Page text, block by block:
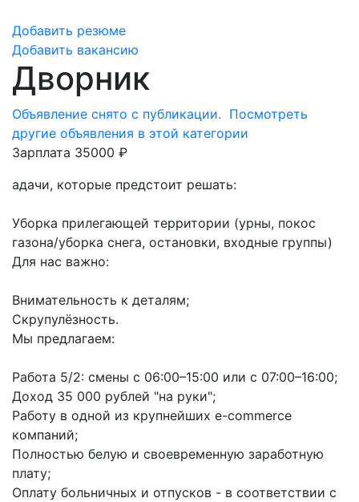
Добавить резюме
Добавить вакансию
Дворник
Объявление снято с публикации. Посмотреть
другие объявления в этой категории
Зарплата 35000 ₽
адачи, которые предстоит решать:
Уборка прилегающей территории (урны, покос
газона/уборка снега, остановки, входные группы)
Для нас важно:
Внимательность к деталям;
Скрупулёзность.
Мы предлагаем:
Работа 5/2: смены с 06:00–15:00 или с 07:00–16:00;
Доход 35 000 рублей "на руки";
Работу в одной из крупнейших e-commerce
компаний;
Полностью белую и своевременную заработную
плату;
Оплату больничных и отпусков - в соответствии с